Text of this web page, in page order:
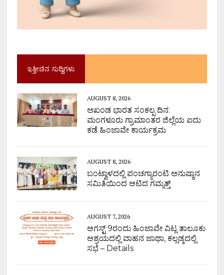
ಇತ್ತೀಚಿನ ಸುದ್ದಿಗಳು
AUGUST 8, 2026
ಅಖಂಡ ಭಾರತ ಸಂಕಲ್ಪ ದಿನ:
ಮಂಗಳೂರು ಗ್ರಾಮಾಂತರ ಜಿಲ್ಲೆಯ ಐದು
ಕಡೆ ಹಿಂಜಾವೇ ಕಾರ್ಯಕ್ರಮ
AUGUST 8, 2026
ಬಂಟ್ವಾಳದಲ್ಲಿ ಪಂಚಗ್ಯಾರಂಟಿ ಅನುಷ್ಠಾನ
ಸಮಿತಿಯಿಂದ ಆಟಿದ ಗಮ್ಮತ್ತ್
AUGUST 7, 2026
ಆಗಸ್ಟ್ 9ರಂದು ಹಿಂಜಾವೇ ವಿಟ್ಲ ತಾಲೂಕು
ಆಶ್ರಯದಲ್ಲಿ ವಾಹನ ಜಾಥಾ, ಕಲ್ಲಡ್ಕದಲ್ಲಿ
ಸಭೆ – Details